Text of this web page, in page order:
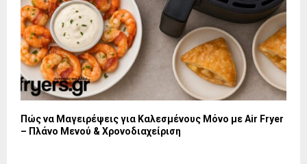
Πώς να Μαγειρέψεις για Καλεσμένους Μόνο με Air Fryer
– Πλάνο Μενού & Χρονοδιαχείριση